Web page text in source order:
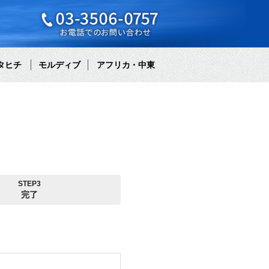
ヒチ モルディブ アフリカ・中東
STEP3
完了